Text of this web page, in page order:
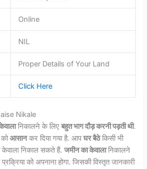
Online
NIL
Proper Details of Your Land
Click Here
Nikale
निकालने के लिएबहुत भाग दौड़ करनी पड़ती थी.
कोआसानकर दिया गया है. आपघर बैठेकिसी भी
निकाल सकते हैं.जमीन का केवालानिकालने
प्रक्रिया को अपनाना होगा. जिसकी विस्तृत जानकारी